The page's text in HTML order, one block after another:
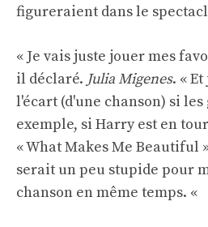
figureraient dans le
« Je vais juste jouer mes
il déclaré. Julia Migenes. «
l'écart (d'une chanson) si
exemple, si Harry est en
« What Makes Me Beautiful
serait un peu stupide pour
chanson en même temps. «